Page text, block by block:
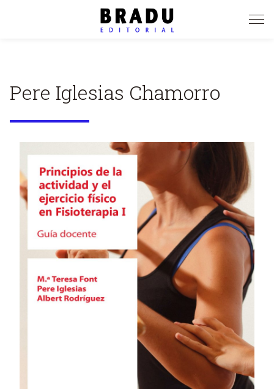
Pere Iglesias Chamorro